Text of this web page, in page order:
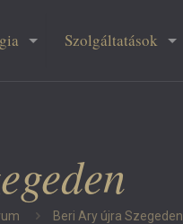
Szolgáltatások
Beri Ary újra Szegeden